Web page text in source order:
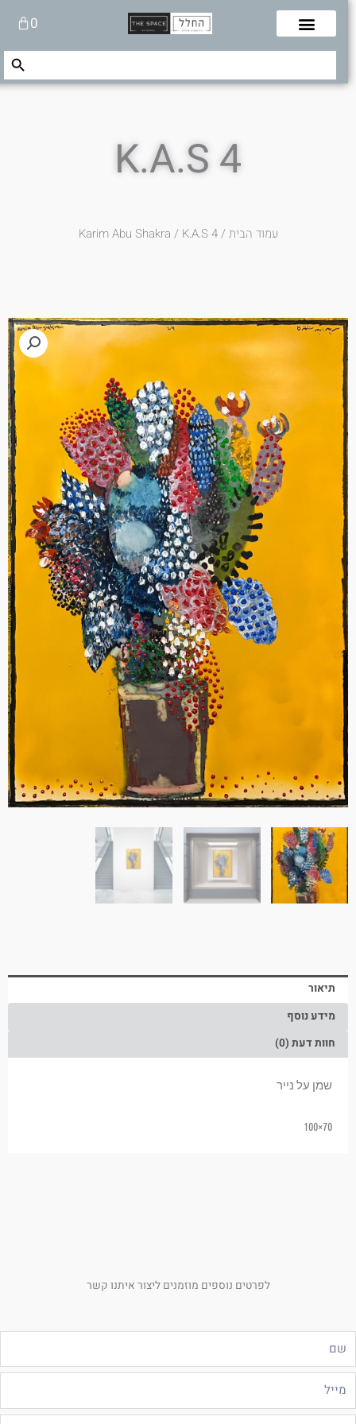
0עגלת
קניות
Search
Search Button
K.A.S 4
עמוד הבית/
Karim Abu Shakra/ K.A.S 4
תיאור
מידע נוסף
חוות דעת (0)
שמן על נייר
70×100
לפרטים נוספים מוזמנים ליצור איתנו קשר